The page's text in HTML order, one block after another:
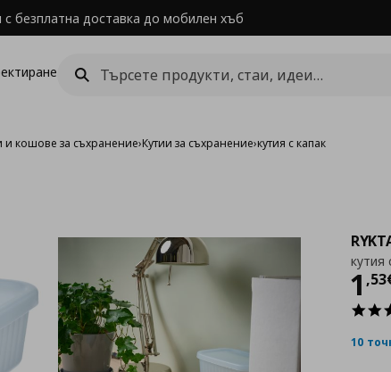
с безплатна доставка до мобилен хъб
и кошове за съхранение›Кутии за съхранение›кутия с капак
кутия
1 ,53
10